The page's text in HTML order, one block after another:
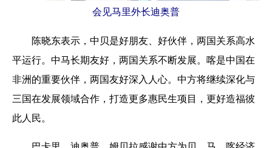
会见马里外长迪奥普
陈晓东表示，中贝是好朋友、好伙伴，两国关系高水
平运行。中马长期友好，两国关系不断发展。喀是中国在
非洲的重要伙伴，两国友好深入人心。中方将继续深化与
三国在发展领域合作，打造更多惠民生项目，更好造福彼
此人民。